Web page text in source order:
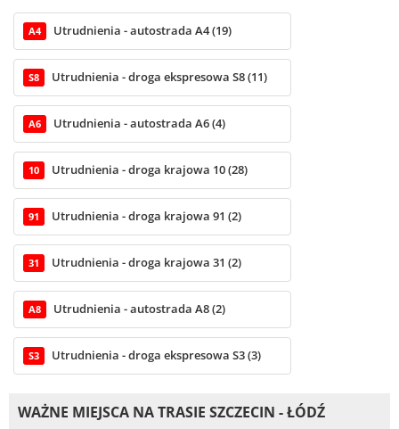
A4 Utrudnienia - autostrada A4 (19)
S8 Utrudnienia - droga ekspresowa S8 (11)
A6 Utrudnienia - autostrada A6 (4)
10 Utrudnienia - droga krajowa 10 (28)
91 Utrudnienia - droga krajowa 91 (2)
31 Utrudnienia - droga krajowa 31 (2)
A8 Utrudnienia - autostrada A8 (2)
S3 Utrudnienia - droga ekspresowa S3 (3)
WAŻNE MIEJSCA NA TRASIE SZCZECIN - ŁÓDŹ